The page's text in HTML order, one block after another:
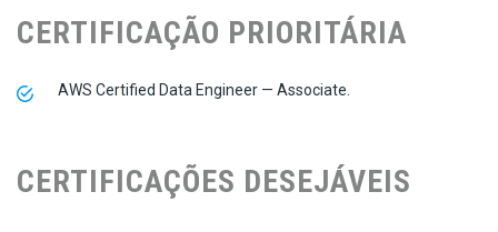
CERTIFICAÇÃO PRIORITÁRIA
AWS Certified Data Engineer — Associate.
CERTIFICAÇÕES DESEJÁVEIS